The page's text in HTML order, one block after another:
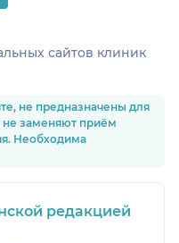
сайтов клиник
не предназначены для
не заменяют приём
Необходима
редакцией